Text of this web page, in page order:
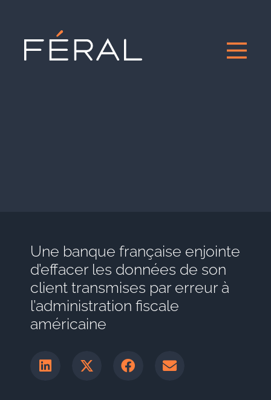
Une banque française enjointe
d’effacer les données de son
client transmises par erreur à
l’administration fiscale
américaine